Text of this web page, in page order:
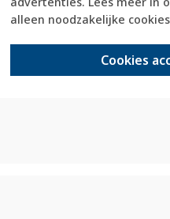
alleen noodzakelijke
Cookies